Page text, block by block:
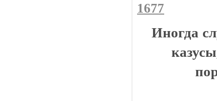
1677
Иногда